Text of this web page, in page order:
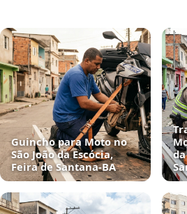
Guincho para Moto no
São João da Escócia,
Feira de Santana‑BA